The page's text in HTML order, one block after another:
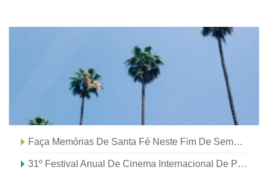
Faça Memórias De Santa Fé Neste Fim De Semana Do Memorial Day!
31º Festival Anual De Cinema Internacional De Palm Springs